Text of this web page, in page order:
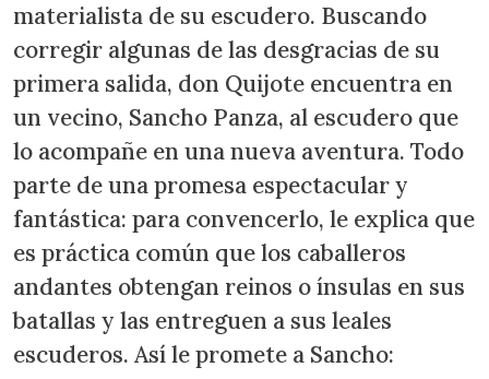
materialista de su escudero. Buscando
corregir algunas de las desgracias de su
primera salida, don Quijote encuentra en
un vecino, Sancho Panza, al escudero que
lo acompañe en una nueva aventura. Todo
parte de una promesa espectacular y
fantástica: para convencerlo, le explica que
es práctica común que los caballeros
andantes obtengan reinos o ínsulas en sus
batallas y las entreguen a sus leales
escuderos. Así le promete a Sancho: